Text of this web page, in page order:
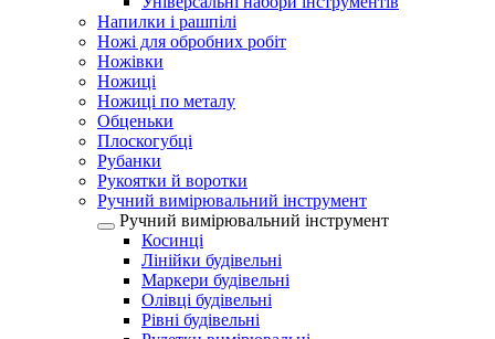
Напилки і рашпілі
Ножі для обробних робіт
Ножівки
Ножиці
Ножиці по металу
Обценьки
Плоскогубці
Рубанки
Рукоятки й воротки
Ручний вимірювальний інструмент
Ручний вимірювальний інструмент
Косинці
Лінійки будівельні
Маркери будівельні
Олівці будівельні
Рівні будівельні